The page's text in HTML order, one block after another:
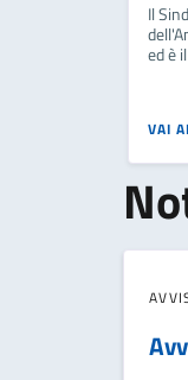
Il
ed è
VAI